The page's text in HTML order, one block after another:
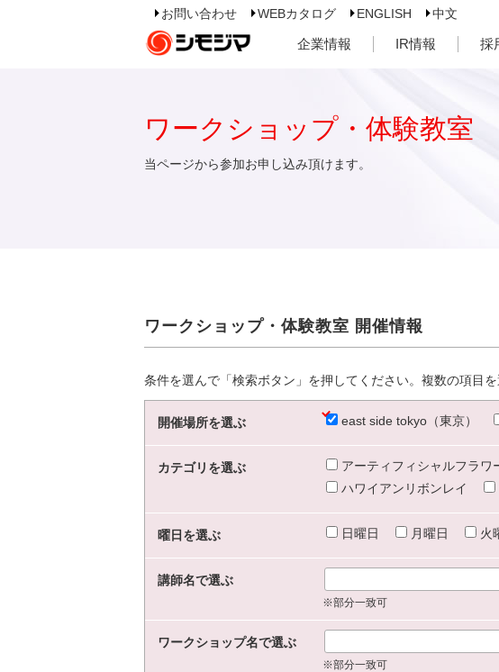
お問い合わせ WEBカタログ ENGLISH 中文
企業情報 IR情報 採
ワークショップ・体験教室
当ページから参加お申し込み頂けます。
ワークショップ・体験教室 開催情報
条件を選んで「検索ボタン」を押してください。複数の項目を
開催場所を選ぶ east side tokyo（東京）
カテゴリを選ぶ アーティフィシャルフラワ
ハワイアンリボンレイ
曜日を選ぶ 日曜日 月曜日 火
講師名で選ぶ
※部分一致可
ワークショップ名で選ぶ
※部分一致可